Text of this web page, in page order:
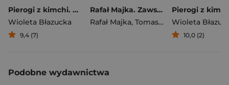
Pierogi z kimchi. Moje ulubione azjatyckie przepisy
Wioleta Błazucka
9,4 (7)
Rafał Majka. Zawsze z przodu. Rozmawia Tomasz Kalemba - książka z autografem
Rafał Majka, Tomasz Kalemba Wioleta
10,0 (2)
Podobne wydawnictwa